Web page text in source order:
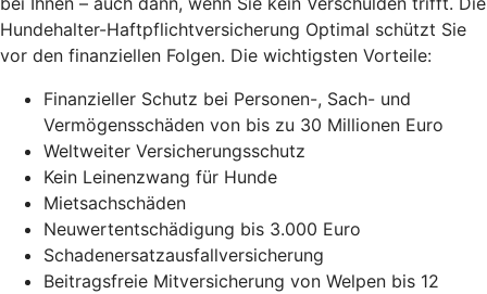
Hundehalter-Haftpflichtversicherung Optimal schützt Sie
vor den finanziellen Folgen. Die wichtigsten Vorteile:
Finanzieller Schutz bei Personen-, Sach- und
Vermögensschäden von bis zu 30 Millionen Euro
Weltweiter Versicherungsschutz
Kein Leinenzwang für Hunde
Mietsachschäden
Neuwertentschädigung bis 3.000 Euro
Schadenersatzausfallversicherung
Beitragsfreie Mitversicherung von Welpen bis 12